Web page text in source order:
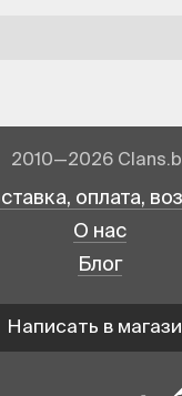
2010—2026
оплата,
О нас
Блог
Написать в